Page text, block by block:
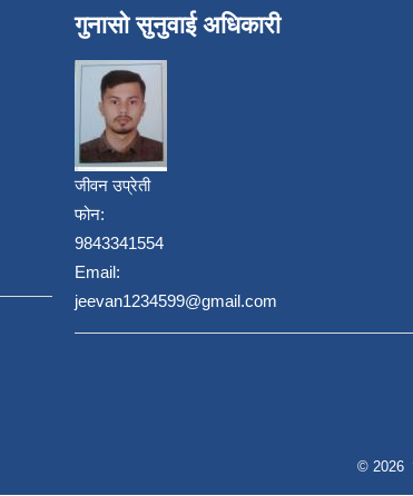
गुनासो सुनुवाई अधिकारी
जीवन उप्रेती
फोन:
9843341554
Email:
jeevan1234599@gmail.com
© 2026